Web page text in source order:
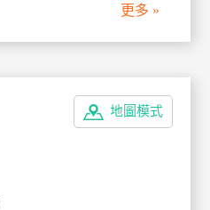
更多 »
地圖模式